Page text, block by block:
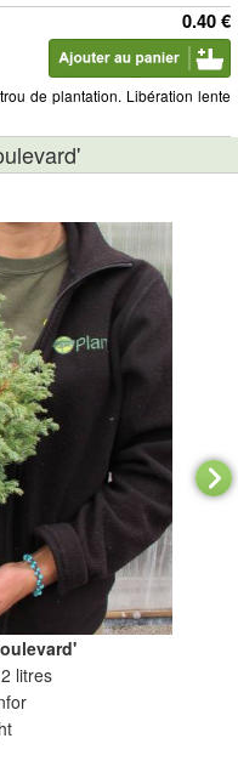
0.40 €
de plantation. Libération lente
litres